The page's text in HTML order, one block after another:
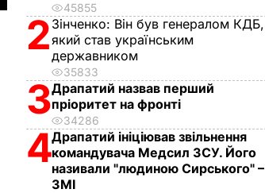
45855
2 Зінченко: Він був генералом КДБ,
який став українським
державником
35833
3Драпатий назвав перший
пріоритет на фронті
34286
4Драпатий ініціював звільнення
командувача Медсил ЗСУ. Його
називали "людиною Сирського" –
ЗМІ